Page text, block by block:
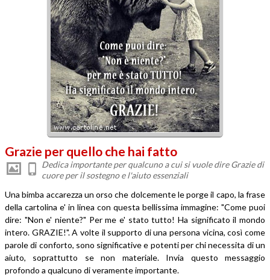
Grazie per quello che hai fatto
Dedica importante per qualcuno a cui si vuole dire Grazie di
cuore per il sostegno e l'aiuto essenziali
Una bimba accarezza un orso che dolcemente le porge il capo, la frase
della cartolina e' in linea con questa bellissima immagine: "Come puoi
dire: "Non e' niente?" Per me e' stato tutto! Ha significato il mondo
intero. GRAZIE!". A volte il supporto di una persona vicina, così come
parole di conforto, sono significative e potenti per chi necessita di un
aiuto, soprattutto se non materiale. Invia questo messaggio
profondo a qualcuno di veramente importante.